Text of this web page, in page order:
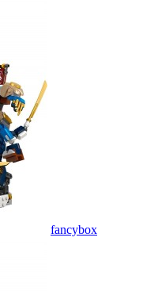
fancybox